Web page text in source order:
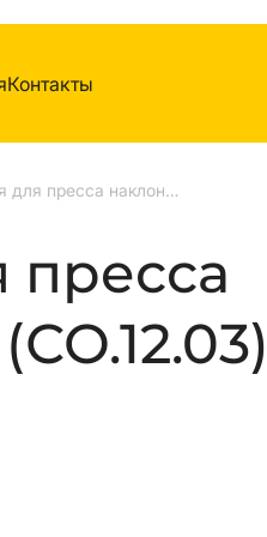
Контакты
Скамья для пресса наклонная
пресса